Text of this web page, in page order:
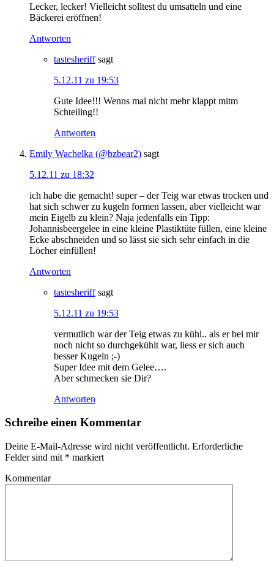
Lecker, lecker! Vielleicht solltest du umsatteln und eine
Bäckerei eröffnen!
Antworten
tastesheriff sagt
5.12.11 zu 19:53
Gute Idee!!! Wenns mal nicht mehr klappt mitm
Schteiling!!
Antworten
Emily Wachelka (@bzbear2) sagt
5.12.11 zu 18:32
ich habe die gemacht! super – der Teig war etwas trocken und
hat sich schwer zu kugeln formen lassen, aber vielleicht war
mein Eigelb zu klein? Naja jedenfalls ein Tipp:
Johannisbeergelee in eine kleine Plastiktüte füllen, eine kleine
Ecke abschneiden und so lässt sie sich sehr einfach in die
Löcher einfüllen!
Antworten
tastesheriff sagt
5.12.11 zu 19:53
vermutlich war der Teig etwas zu kühl.. als er bei mir
noch nicht so durchgekühlt war, liess er sich auch
besser Kugeln ;-)
Super Idee mit dem Gelee….
Aber schmecken sie Dir?
Antworten
Schreibe einen Kommentar
Deine E-Mail-Adresse wird nicht veröffentlicht. Erforderliche
Felder sind mit * markiert
Kommentar